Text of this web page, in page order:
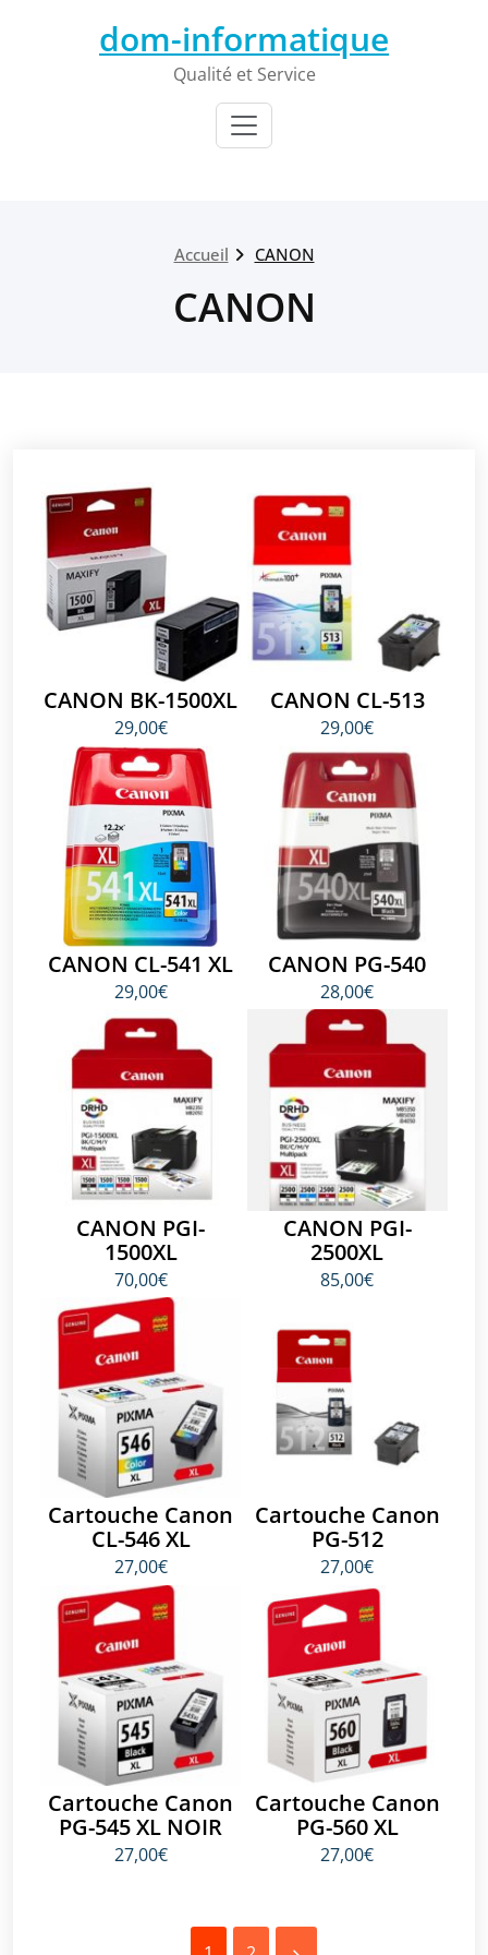
dom-informatique
Qualité et Service
Accueil CANON
CANON
CANON BK-1500XL
29,00€
CANON CL-513
29,00€
CANON CL-541 XL
29,00€
CANON PG-540
28,00€
CANON PGI-
1500XL
70,00€
CANON PGI-
2500XL
85,00€
Cartouche Canon
CL-546 XL
27,00€
Cartouche Canon
PG-512
27,00€
Cartouche Canon
PG-545 XL NOIR
27,00€
Cartouche Canon
PG-560 XL
27,00€